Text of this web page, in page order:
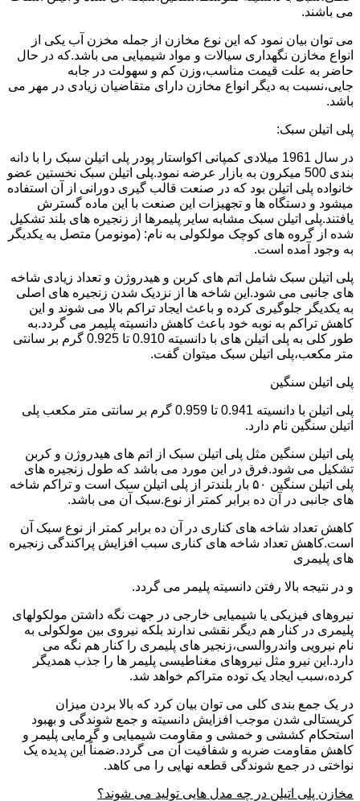
می باشند.
می توان بیان نمود که این نوع مخازن از جمله مخزن آب یکی از
انواع مخازن نگهداری سیالات و مواد شیمیایی می باشد.که در حال
حاضر به علت قیمت مناسب،وزن کم و سهولت در جابه
جایی،نسبت به دیگر انواع مخازن دارای متقاضیان زیادی در مهر می
باشد.
پلی اتیلن سبک:
در سال 1961 میلادی کمپانی اکواستار پودر پلی اتیلن سبک را با دانه
بندی 500 میکرون به بازار عرضه نمود.پلی اتیلن سبک نخستین عضو
خانواده پلی اتیلن بود که در صنعت قالب گیری دورانی از آن استفاده
میشود و دستگاه ها و تجهیزات این صنعت با این ماده گسترش
یافتند.پلی اتیلن سبک مشابه سایر پلیمرها از زنجیره های بلند تشکیل
شده از گروه های کوچک مولکولی به نام: (مونومر) متصل به یکدیگر
به وجود آمده است.
پلی اتیلن سبک شامل اتم های کربن و هیدروژن و تعداد زیادی شاخه
های جانبی می شود.این شاخه ها از نزدیک شدن زنجیره های اصلی
به یکدیگر جلوگیری کرده و باعث ایجاد تراکم بالا می شوند و این
کاهش تراکم به نوبه خود باعث کاهش دانسیته پلیمر می گردد.به
طور کلی به پلی اتیلن های با دانسیته 0.910 تا 0.925 گرم بر سانتی
متر مکعب،پلی اتیلن سبک میتوان گفت.
پلی اتیلن سنگین
پلی اتیلن با دانسیته 0.941 تا 0.959 گرم بر سانتی متر مکعب پلی
اتیلن سنگین نام دارد.
پلی اتیلن سنگین مثل پلی اتیلن سبک از اتم های هیدروژن و کربن
تشکیل می شود.فرق در این مورد می باشد که طول زنجیره های
پلی اتیلن سنگین ۵۰ بار بلندتر از پلی اتیلن سبک است و تراکم شاخه
های جانبی در آن ده برابر کمتر از نوع.سبک آن می باشد.
کاهش تعداد شاخه های کناری در آن ده برابر کمتر از نوع سبک آن
است.کاهش تعداد شاخه های کناری سبب افزایش پراکندگی زنجیره
های پلیمری
و در نتیجه بالا رفتن دانسیته پلیمر می گردد.
نیروهای فیزیکی یا شیمیایی خارجی در جهت نگه داشتن مولکولهای
پلیمری در کنار هم دیگر نقشی ندارند بلکه نیروی بین مولکولی به
نام نیرویی واندروالسی،زنجیر های پلیمری را کنار هم نگه می
دارد.این نیرو مثل نیروهای مغناطیسی پلیمر ها را جذب همدیگر
کرده،سبب ایجاد یک توده متراکم خواهد شد.
در یک جمع بندی کلی می توان بیان کرد که بالا بردن میزان
کریستالی شدن موجب افزایش دانسیته و جمع شوندگی و بهبود
استحکام کششی و خمشی و مقاومت شیمیایی و گرمایی پلیمر و
کاهش مقاومت ضربه و شفافیت آن می گردد.ضمناً این پدیده یک
نواختی در جمع شوندگی قطعه نهایی را می کاهد.
مخازن پلی اتیلن در چه مدل هایی تولید می شوند؟